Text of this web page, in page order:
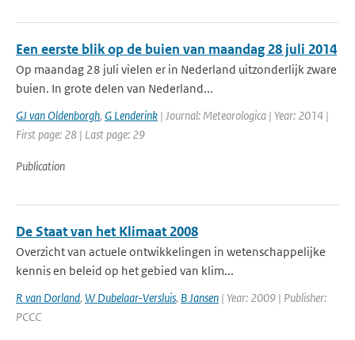
Een eerste blik op de buien van maandag 28 juli 2014
Op maandag 28 juli vielen er in Nederland uitzonderlijk zware
buien. In grote delen van Nederland...
GJ van Oldenborgh, G Lenderink | Journal: Meteorologica | Year: 2014 |
First page: 28 | Last page: 29
Publication
De Staat van het Klimaat 2008
Overzicht van actuele ontwikkelingen in wetenschappelijke
kennis en beleid op het gebied van klim...
R van Dorland, W Dubelaar-Versluis, B Jansen | Year: 2009 | Publisher:
PCCC